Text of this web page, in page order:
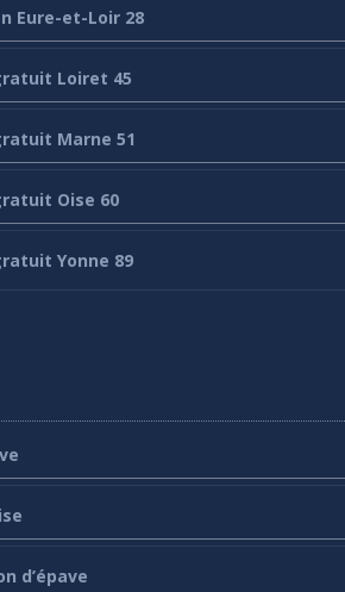
Eure-et-Loir 28
Loiret 45
Marne 51
Oise 60
Yonne 89
d’épave